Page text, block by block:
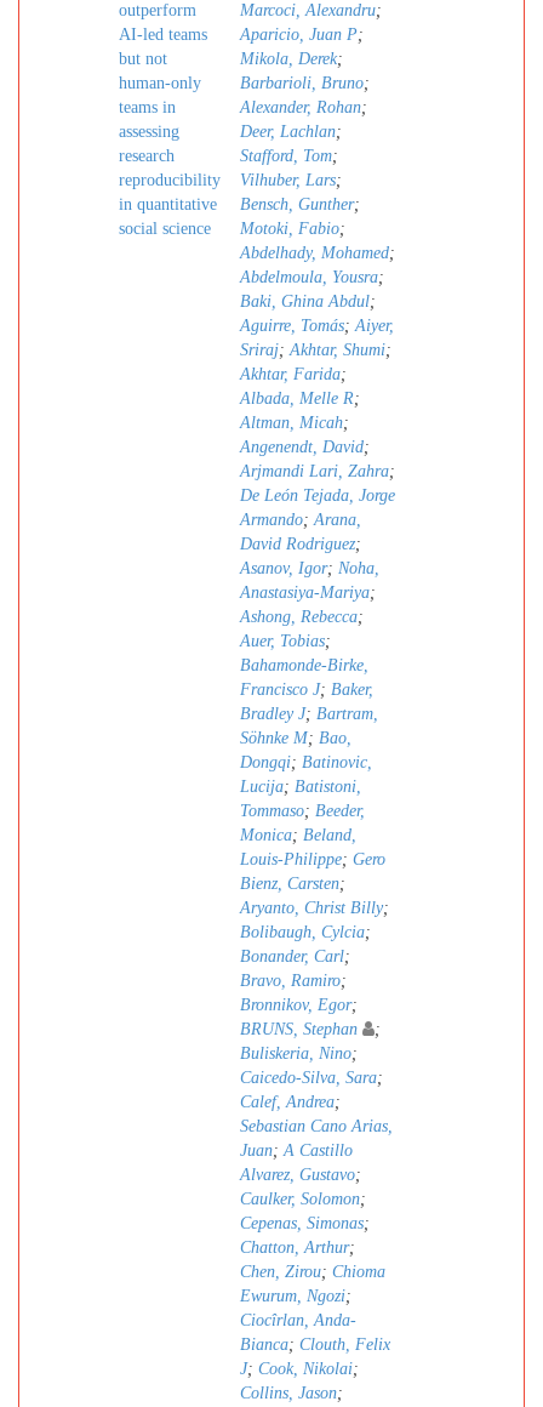
outperform
AI-led teams
but not
human-only
teams in
assessing
research
reproducibility
in quantitative
social science
Marcoci, Alexandru;
Aparicio, Juan P;
Mikola, Derek;
Barbarioli, Bruno;
Alexander, Rohan;
Deer, Lachlan;
Stafford, Tom;
Vilhuber, Lars;
Bensch, Gunther;
Motoki, Fabio;
Abdelhady, Mohamed;
Abdelmoula, Yousra;
Baki, Ghina Abdul;
Aguirre, Tomás;Aiyer,
Sriraj;Akhtar, Shumi;
Akhtar, Farida;
Albada, Melle R;
Altman, Micah;
Angenendt, David;
Arjmandi Lari, Zahra;
De León Tejada, Jorge
Armando;Arana,
David Rodriguez;
Asanov, Igor; Noha,
Anastasiya-Mariya;
Ashong, Rebecca;
Auer, Tobias;
Bahamonde-Birke,
Francisco J; Baker,
Bradley J; Bartram,
Söhnke M; Bao,
Dongqi; Batinovic,
Lucija; Batistoni,
Tommaso; Beeder,
Monica; Beland,
Louis-Philippe; Gero
Bienz, Carsten;
Aryanto, Christ Billy;
Bolibaugh, Cylcia;
Bonander, Carl;
Bravo, Ramiro;
Bronnikov, Egor;
BRUNS, Stephan
;
Buliskeria, Nino;
Caicedo-Silva, Sara;
Calef, Andrea;
Sebastian Cano Arias,
Juan;A Castillo
Alvarez, Gustavo;
Caulker, Solomon;
Cepenas, Simonas;
Chatton, Arthur;
Chen, Zirou; Chioma
Ewurum, Ngozi;
Ciocîrlan, Anda-
Bianca; Clouth, Felix
J; Cook, Nikolai;
Collins, Jason;